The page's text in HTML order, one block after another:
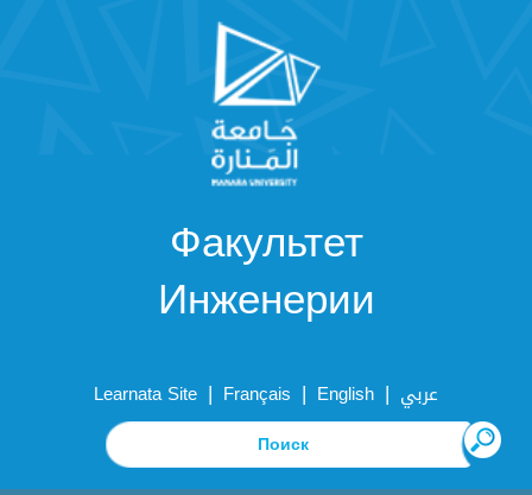
Факультет
Инженерии
Learnata Site | Français | English | عربي